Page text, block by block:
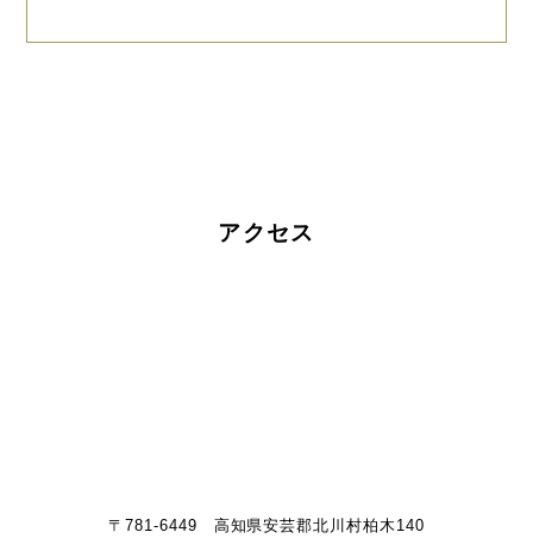
アクセス
〒781-6449 高知県安芸郡北川村柏木140